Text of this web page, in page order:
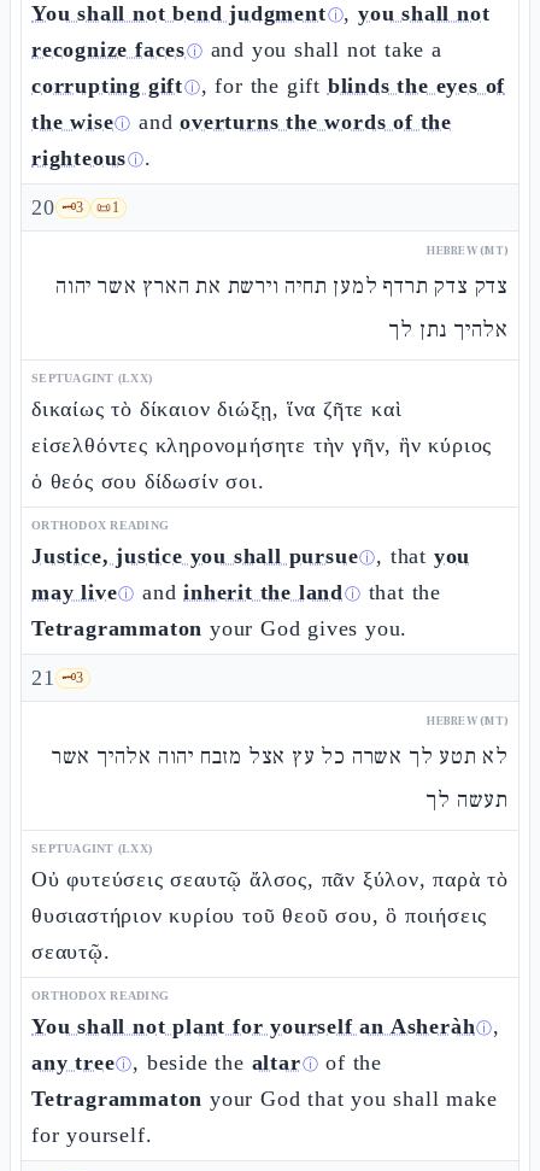
You shall not bend judgmentⓘ,you shall not
recognize facesⓘ and you shall not take a
corrupting giftⓘ, for the gift blinds the eyes of
the wiseⓘ andoverturns the words of the
righteousⓘ.
20 🗝️3 📜1
HEBREW (MT)
צדק צדק תרדף למען תחיה וירשת את הארץ אשר יהוה
אלהיך נתן לך
SEPTUAGINT (LXX)
δικαίως τὸ δίκαιον διώξῃ, ἵνα ζῆτε καὶ
εἰσελθόντες κληρονομήσητε τὴν γῆν, ἣν κύριος
ὁ θεός σου δίδωσίν σοι.
ORTHODOX READING
Justice, justice you shall pursueⓘ, that you
may liveⓘ andinherit the landⓘ that the
Tetragrammaton your God gives you.
21 🗝️3
HEBREW (MT)
לא תטע לך אשרה כל עץ אצל מזבח יהוה אלהיך אשר
תעשה לך
SEPTUAGINT (LXX)
Οὐ φυτεύσεις σεαυτῷ ἄλσος, πᾶν ξύλον, παρὰ τὸ
θυσιαστήριον κυρίου τοῦ θεοῦ σου, ὃ ποιήσεις
σεαυτῷ.
ORTHODOX READING
You shall not plant for yourself an Asheràhⓘ,
any treeⓘ, beside the altarⓘ of the
Tetragrammaton your God that you shall make
for yourself.